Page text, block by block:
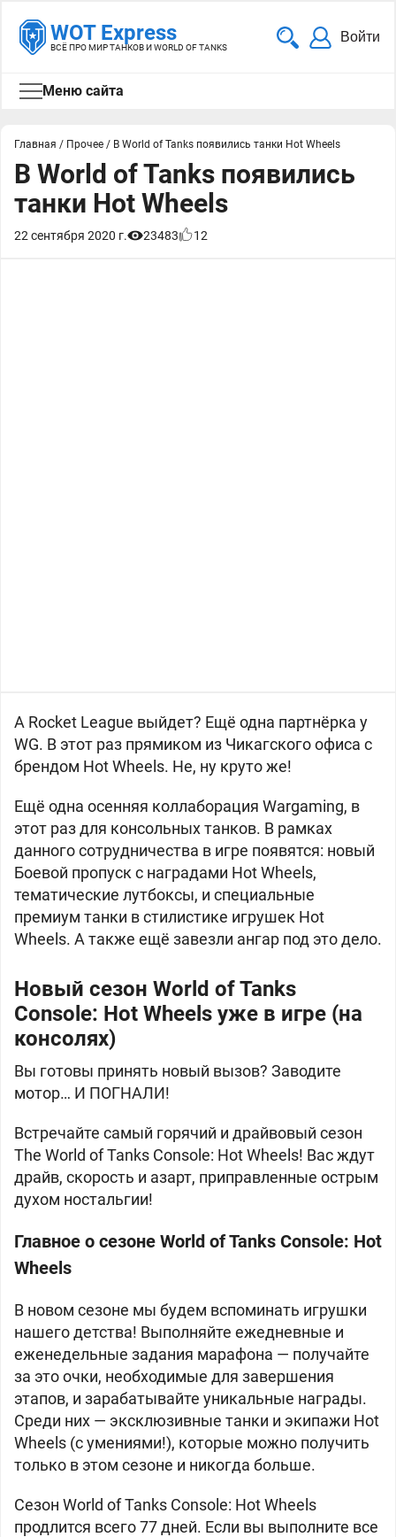
WOT Express
ВСЁ ПРО МИР ТАНКОВ И WORLD OF TANKS
Войти
Меню сайта
Главная / Прочее / В World of Tanks появились танки Hot Wheels
В World of Tanks появились
танки Hot Wheels
22 сентября 2020 г. 23483 12
А Rocket League выйдет? Ещё одна партнёрка у
WG. В этот раз прямиком из Чикагского офиса с
брендом Hot Wheels. Не, ну круто же!
Ещё одна осенняя коллаборация Wargaming, в
этот раз для консольных танков. В рамках
данного сотрудничества в игре появятся: новый
Боевой пропуск с наградами Hot Wheels,
тематические лутбоксы, и специальные
премиум танки в стилистике игрушек Hot
Wheels. А также ещё завезли ангар под это дело.
Новый сезон World of Tanks
Console: Hot Wheels уже в игре (на
консолях)
Вы готовы принять новый вызов? Заводите
мотор… И ПОГНАЛИ!
Встречайте самый горячий и драйвовый сезон
The World of Tanks Console: Hot Wheels! Вас ждут
драйв, скорость и азарт, приправленные острым
духом ностальгии!
Главное о сезоне World of Tanks Console: Hot
Wheels
В новом сезоне мы будем вспоминать игрушки
нашего детства! Выполняйте ежедневные и
еженедельные задания марафона — получайте
за это очки, необходимые для завершения
этапов, и зарабатывайте уникальные награды.
Среди них — эксклюзивные танки и экипажи Hot
Wheels (с умениями!), которые можно получить
только в этом сезоне и никогда больше.
Сезон World of Tanks Console: Hot Wheels
продлится всего 77 дней. Если вы выполните все